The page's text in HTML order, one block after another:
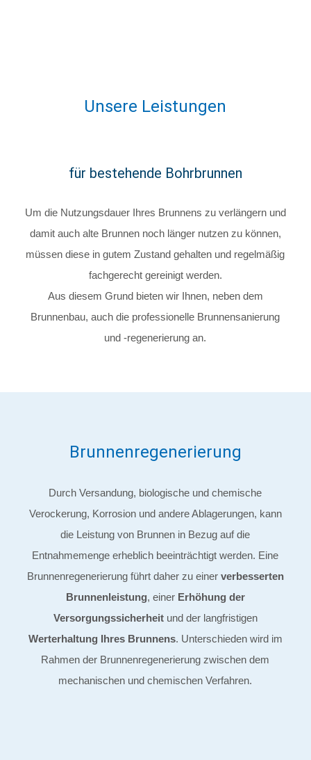
Unsere Leistungen
für bestehende Bohrbrunnen
Um die Nutzungsdauer Ihres Brunnens zu verlängern und
damit auch alte Brunnen noch länger nutzen zu können,
müssen diese in gutem Zustand gehalten und regelmäßig
fachgerecht gereinigt werden.
Aus diesem Grund bieten wir Ihnen, neben dem
Brunnenbau, auch die professionelle Brunnensanierung
und -regenerierung an.
Brunnenregenerierung
Durch Versandung, biologische und chemische
Verockerung, Korrosion und andere Ablagerungen, kann
die Leistung von Brunnen in Bezug auf die
Entnahmemenge erheblich beeinträchtigt werden. Eine
Brunnenregenerierung führt daher zu einer verbesserten
Brunnenleistung, einer Erhöhung der
Versorgungssicherheitund der langfristigen
Werterhaltung Ihres Brunnens. Unterschieden wird im
Rahmen der Brunnenregenerierung zwischen dem
mechanischen und chemischen Verfahren.